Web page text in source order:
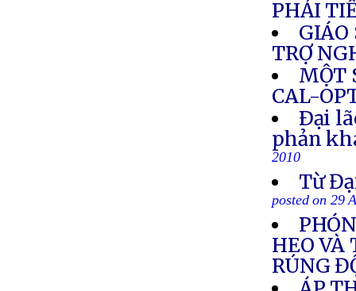
PHẢI
GIÁO
TRỢ
MỘT
CAL-
Ðại
phản
2010
Từ
posted on 29
HEO
RÚNG